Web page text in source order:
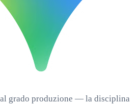
grado produzione — la disciplina